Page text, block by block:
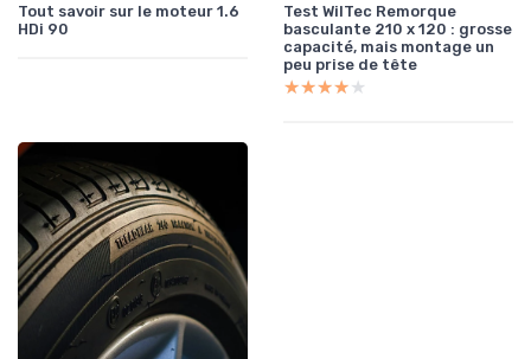
Tout savoir sur le moteur 1.6
HDi 90
Test WilTec Remorque
basculante 210 x 120 : grosse
capacité, mais montage un
peu prise de tête
★★★★★
★★★★★